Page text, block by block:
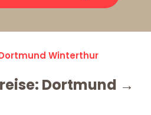
Winterthur
Dortmund →